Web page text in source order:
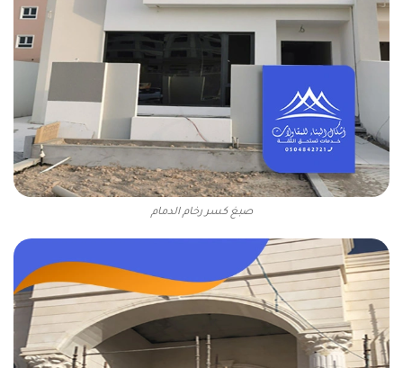
صبغ كسر رخام الدمام